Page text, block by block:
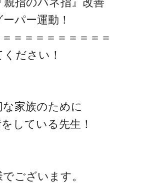
パー運動！
＝＝＝＝＝＝＝＝＝
ださい！
家族のために
している先生！
ございます。